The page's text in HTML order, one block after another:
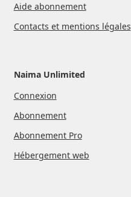
Aide abonnement
Contacts et mentions légales
Naima Unlimited
Connexion
Abonnement
Abonnement Pro
Hébergement web